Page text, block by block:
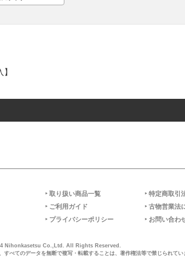
‣ 取り扱い商品一覧
‣ ご利用ガイド
‣ プライバシーポリシー
‣ 特定商取引
‣ 古物営業法
‣ お問い合わ
Nihonkasetsu Co.,Ltd. All Rights Reserved.
すべてのデータを無断で複写・転載することは、著作権法等で禁じられてい